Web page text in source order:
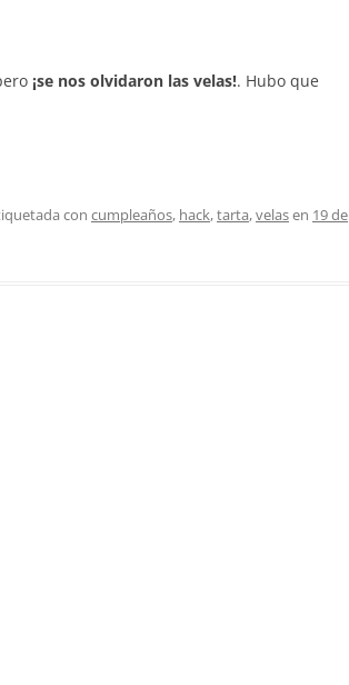
¡se nos olvidaron las velas!. Hubo que
con cumpleaños, hack,tarta,velasen 19 de